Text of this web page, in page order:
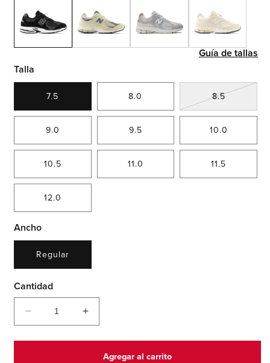
Talla
7.5 8.0 8.5Variante
o
no
disponible
9.0 9.5 10.0
10.5 11.0 11.5
12.0
Guía de tallas
Ancho
Regular
Cantidad
Reducir
cantidad
para
Aumentar
cantidad
para
2002RAgregar al carrito